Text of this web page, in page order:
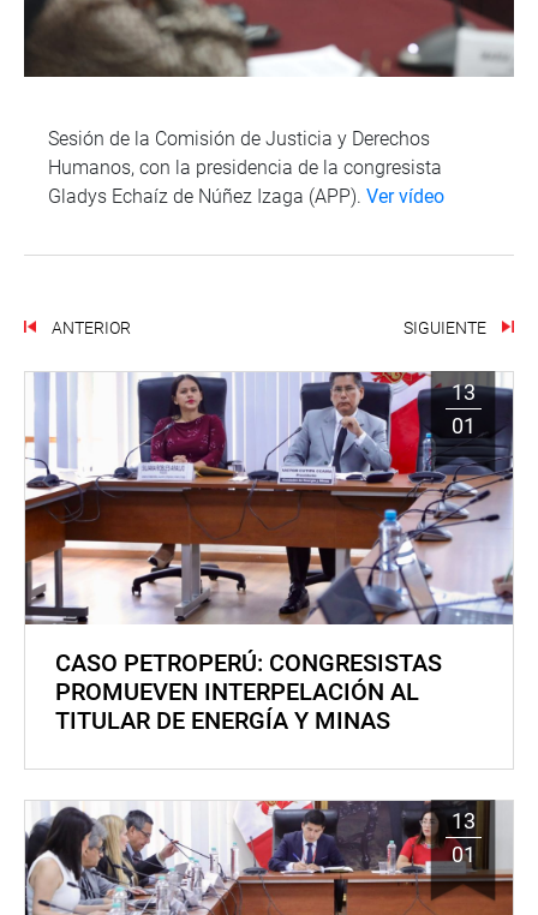
Sesión de la Comisión de Justicia y Derechos
Humanos, con la presidencia de la congresista
Gladys Echaíz de Núñez Izaga (APP). Ver vídeo
ANTERIOR SIGUIENTE
13
01
CASO PETROPERÚ: CONGRESISTAS
PROMUEVEN INTERPELACIÓN AL
TITULAR DE ENERGÍA Y MINAS
13
01